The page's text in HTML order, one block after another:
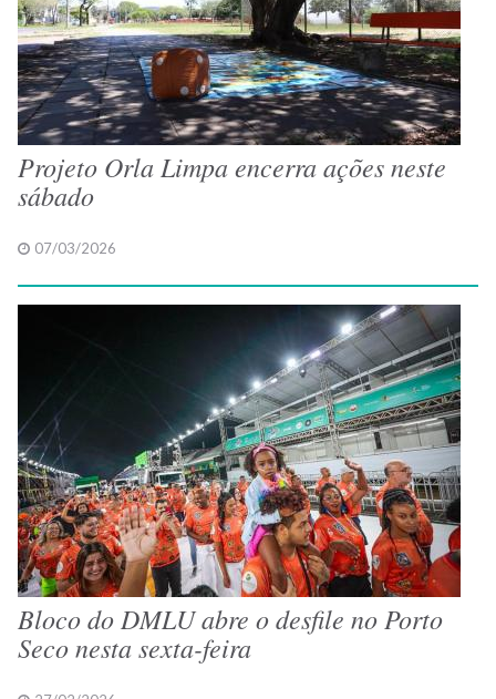
Projeto Orla Limpa encerra ações neste
sábado
07/03/2026
Bloco do DMLU abre o desfile no Porto
Seco nesta sexta-feira